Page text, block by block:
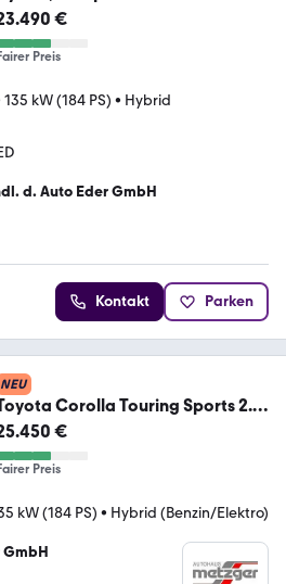
€
Preis
135 kW (184 PS) • Hybrid
d. Auto Eder GmbH
Kontakt Parken
NEU
Corolla Touring Sports 2.0
GR SPORT +JBL
€
Preis
kW (184 PS) • Hybrid (Benzin/Elektro)